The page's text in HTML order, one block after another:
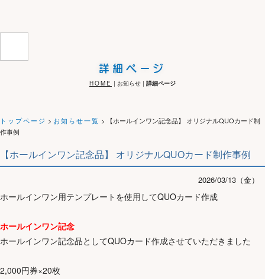
詳細ページ
HOME | お知らせ | 詳細ページ
トップページ > お知らせ一覧 > 【ホールインワン記念品】 オリジナルQUOカード制
作事例
【ホールインワン記念品】 オリジナルQUOカード制作事例
2026/03/13（金）
ホールインワン用テンプレートを使用してQUOカード作成
ホールインワン記念
ホールインワン記念品としてQUOカード作成させていただきました
2,000円券×20枚